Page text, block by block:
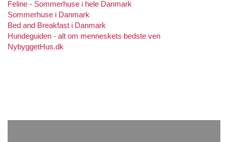
Sommerhuse i Danmark
Bed and Breakfast i Danmark
Hundeguiden - alt om menneskets bedste ven
NybyggetHus.dk